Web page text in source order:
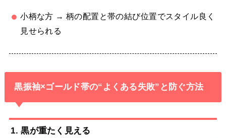
小柄な方 → 柄の配置と帯の結び位置でスタイル良く
見せられる
黒振袖×ゴールド帯の“よくある失敗”と防ぐ方法
1. 黒が重たく見える